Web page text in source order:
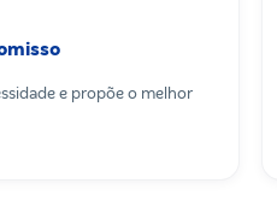
e propõe o melhor